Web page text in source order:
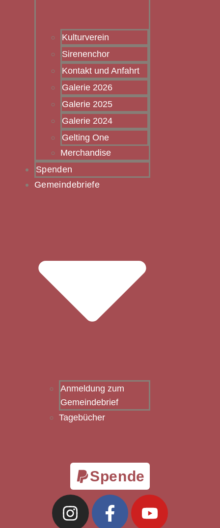
Kulturverein
Sirenenchor
Kontakt und Anfahrt
Galerie 2026
Galerie 2025
Galerie 2024
Gelting One
Merchandise
Spenden
Gemeindebriefe
Anmeldung zum
Gemeindebrief
Tagebücher
Spende